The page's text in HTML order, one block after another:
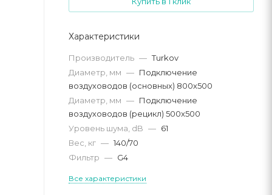
Характеристики
Производитель — Turkov
Диаметр, мм — Подключение
воздуховодов (основных) 800х500
Диаметр, мм — Подключение
воздуховодов (рецикл) 500x500
Уровень шума, dB — 61
Вес, кг — 140/70
Фильтр — G4
Все характеристики